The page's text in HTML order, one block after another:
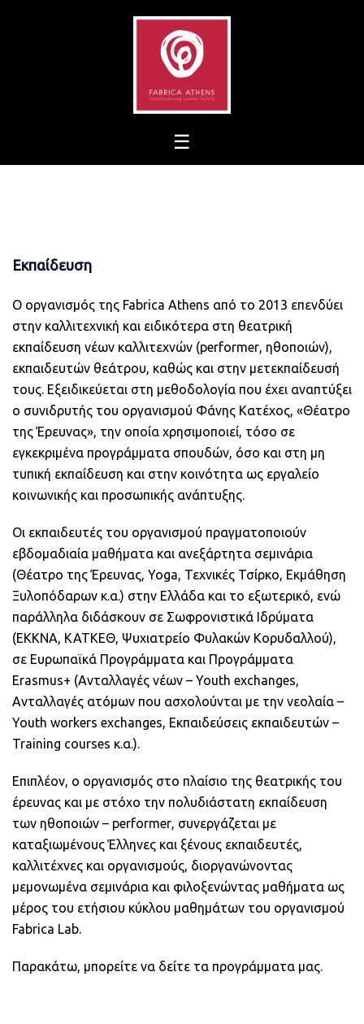
Εκπαίδευση
Ο οργανισμός της Fabrica Athens από το 2013 επενδύει
στην καλλιτεχνική και ειδικότερα στη θεατρική
εκπαίδευση νέων καλλιτεχνών (performer, ηθοποιών),
εκπαιδευτών θεάτρου, καθώς και στην μετεκπαίδευσή
τους. Εξειδικεύεται στη μεθοδολογία που έχει αναπτύξει
ο συνιδρυτής του οργανισμού Φάνης Κατέχος, «Θέατρο
της Έρευνας», την οποία χρησιμοποιεί, τόσο σε
εγκεκριμένα προγράμματα σπουδών, όσο και στη μη
τυπική εκπαίδευση και στην κοινότητα ως εργαλείο
κοινωνικής και προσωπικής ανάπτυξης.
Οι εκπαιδευτές του οργανισμού πραγματοποιούν
εβδομαδιαία μαθήματα και ανεξάρτητα σεμινάρια
(Θέατρο της Έρευνας, Yoga, Τεχνικές Τσίρκο, Εκμάθηση
Ξυλοπόδαρων κ.α.) στην Ελλάδα και το εξωτερικό, ενώ
παράλληλα διδάσκουν σε Σωφρονιστικά Ιδρύματα
(ΕΚΚΝΑ, ΚΑΤΚΕΘ, Ψυχιατρείο Φυλακών Κορυδαλλού),
σε Ευρωπαϊκά Προγράμματα και Προγράμματα
Erasmus+ (Ανταλλαγές νέων – Youth exchanges,
Ανταλλαγές ατόμων που ασχολούνται με την νεολαία –
Youth workers exchanges, Εκπαιδεύσεις εκπαιδευτών –
Training courses κ.α.).
Επιπλέον, ο οργανισμός στο πλαίσιο της θεατρικής του
έρευνας και με στόχο την πολυδιάστατη εκπαίδευση
των ηθοποιών – performer, συνεργάζεται με
καταξιωμένους Έλληνες και ξένους εκπαιδευτές,
καλλιτέχνες και οργανισμούς, διοργανώνοντας
μεμονωμένα σεμινάρια και φιλοξενώντας μαθήματα ως
μέρος του ετήσιου κύκλου μαθημάτων του οργανισμού
Fabrica Lab.
Παρακάτω, μπορείτε να δείτε τα προγράμματα μας.